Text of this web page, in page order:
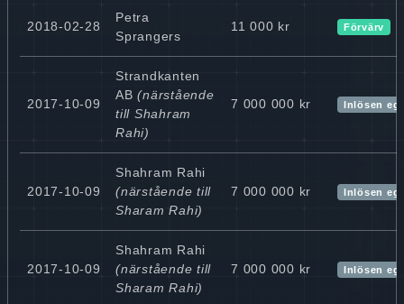
2018-02-28
Petra
Sprangers
11 000 kr Förvärv
2017-10-09
Strandkanten
AB (närstående
till Shahram
Rahi)
7 000 000 kr Inlösen
2017-10-09
Shahram Rahi
(närstående till
Sharam Rahi)
7 000 000 kr Inlösen
2017-10-09
Shahram Rahi
(närstående till
Sharam Rahi)
7 000 000 kr Inlösen